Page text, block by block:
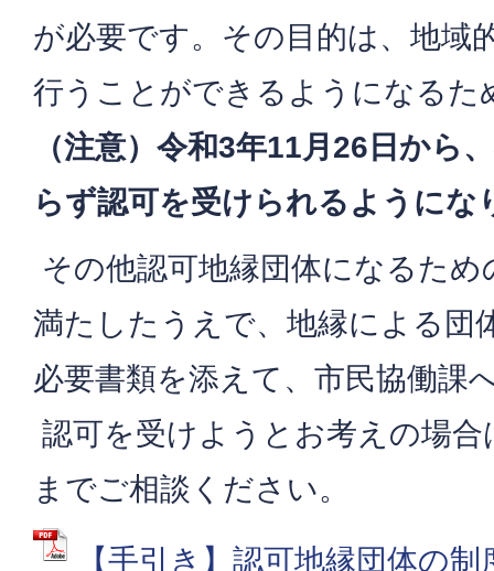
が必要です。その目的は、地域
行うことができるようになるた
（注意）令和3年11月26日から
らず認可を受けられるようにな
その他認可地縁団体になるた
満たしたうえで、地縁による団
必要書類を添えて、市民協働課
認可を受けようとお考えの場
までご相談ください。
【手引き】認可地縁団体の